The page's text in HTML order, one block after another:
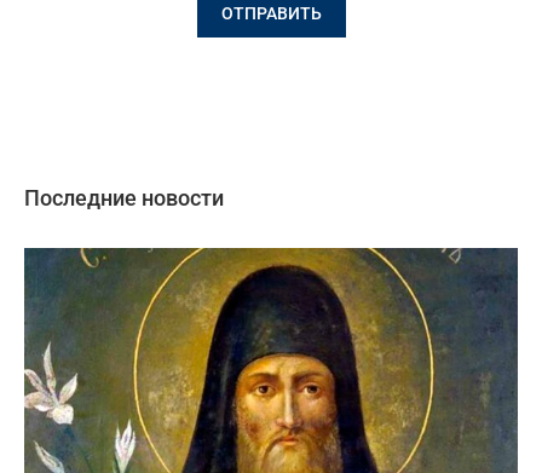
Последние новости